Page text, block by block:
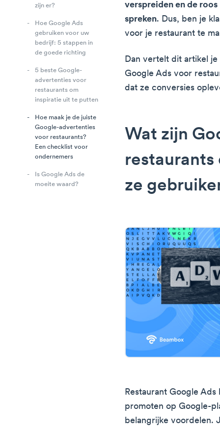
zijn er?
Hoe Google Ads
gebruiken voor uw
bedrijf: 5 stappen in
de goede richting
5 beste Google-
advertenties voor
restaurants om
inspiratie uit te putten
Hoe maak je de juiste
Google-advertenties
voor restaurants?
Een checklist voor
ondernemers
Is Google Ads de
moeite waard?
verspreiden en de
spreken. Dus, ben je
voor je restaurant te
Dan vertelt dit artikel
Google Ads voor
dat ze conversies
Wat zijn
restaurants
ze
Restaurant Google
promoten op Google-
belangrijke voordelen.